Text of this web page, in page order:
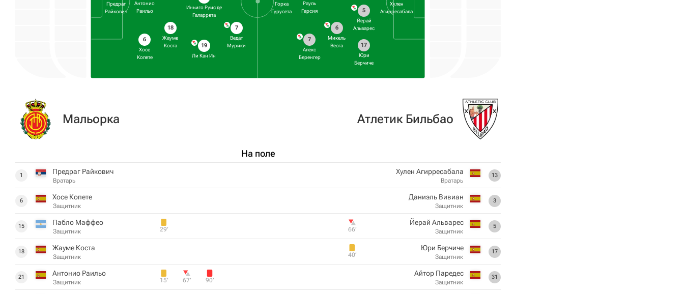
Предраг
Райкович
Антонио
Раильо
6
Хосе
Копете
18
Жауме
Коста
Иньиго Руис де
Галаррета
19
Ли Кан Ин
7
Ведат
Мурики
Хулен
Агирресабала
5
Йерай
Альварес
17
Юри
Берчиче
6
Микель
Весга
Рауль
Гарсия
7
Алекс
Беренгер
Горка
Гурусета
Мальорка
На поле
1 Предраг Райкович
Вратарь
6 Хосе Копете
Защитник
15 Пабло Маффео
Защитник 29‎’‎
18 Жауме Коста
Защитник
21 Антонио Раильо
Защитник 15‎’‎ 67‎’‎ 90‎’‎
Атлетик Бильбао
13
Хулен Агирресабала
Вратарь
3
Даниэль Вивиан
Защитник
5
Йерай Альварес
Защитник
66‎’‎
17
Юри Берчиче
Защитник
40‎’‎
31
Айтор Паредес
Защитник